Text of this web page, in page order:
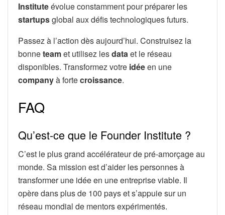
Instituteévolue constamment pour préparer les
startupsglobal aux défis technologiques futurs.
Passez à l’action dès aujourd’hui. Construisez la
bonneteamet utilisez lesdataet le réseau
disponibles. Transformez votre idéeen une
companyà fortecroissance.
FAQ
Qu’est-ce que le Founder Institute ?
C’est le plus grand accélérateur de pré-amorçage au
monde. Sa mission est d’aider les personnes à
transformer une idée en une entreprise viable. Il
opère dans plus de 100 pays et s’appuie sur un
réseau mondial de mentors expérimentés.